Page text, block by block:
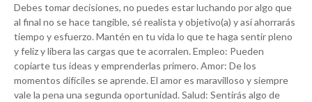
Debes tomar decisiones, no puedes estar luchando por algo que
al final no se hace tangible, sé realista y objetivo(a) y así ahorrarás
tiempo y esfuerzo. Mantén en tu vida lo que te haga sentir pleno
y feliz y libera las cargas que te acorralen. Empleo: Pueden
copiarte tus ideas y emprenderlas primero. Amor: De los
momentos difíciles se aprende. El amor es maravilloso y siempre
vale la pena una segunda oportunidad. Salud: Sentirás algo de